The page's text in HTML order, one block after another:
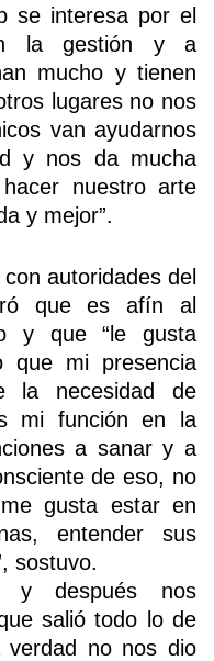
se interesa por el
la gestión y a
mucho y tienen
lugares no nos
van ayudarnos
y nos da mucha
nuestro arte
y mejor”.
autoridades del
que es afín al
y que “le gusta
que mi presencia
la necesidad de
mi función en la
a sanar y a
de eso, no
gusta estar en
entender sus
sostuvo.
y después nos
salió todo lo de
verdad no nos dio